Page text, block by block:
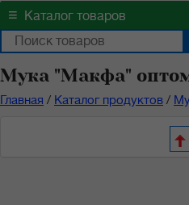
≡ Каталог товаров
Мука "Макфа"
Главная / Каталог продуктов /